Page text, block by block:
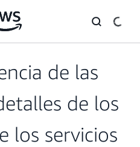
de las
de los
los servicios